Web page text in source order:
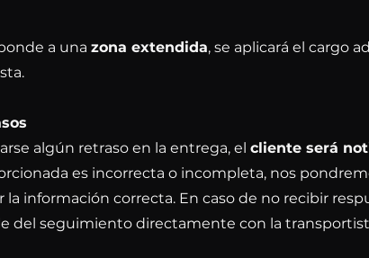
a una zona extendida, se aplicará el cargo
algún retraso en la entrega, el cliente será
es incorrecta o incompleta, nos
la información correcta. En caso de no recibir
del seguimiento directamente con la